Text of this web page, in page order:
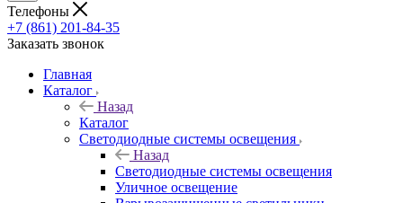
Телефоны
+7 (861) 201-84-35
Заказать звонок
Главная
Каталог
Назад
Каталог
Светодиодные системы освещения
Назад
Светодиодные системы освещения
Уличное освещение